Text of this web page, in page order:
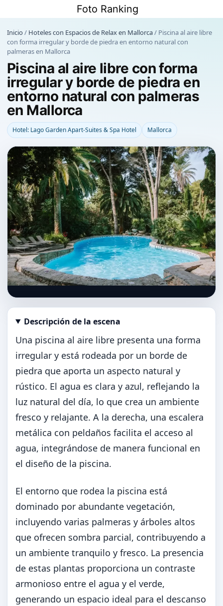
contenido
Foto Ranking
Inicio / Hoteles con Espacios de Relax en Mallorca/ Piscina al aire libre
con forma irregular y borde de piedra en entorno natural con
palmeras en Mallorca
Piscina al aire libre con forma
irregular y borde de piedra en
entorno natural con palmeras
en Mallorca
Hotel: Lago Garden Apart-Suites & Spa Hotel Mallorca
Abrir imagen en tamaño completo
Descripción de la escena
Una piscina al aire libre presenta una forma
irregular y está rodeada por un borde de
piedra que aporta un aspecto natural y
rústico. El agua es clara y azul, reflejando la
luz natural del día, lo que crea un ambiente
fresco y relajante. A la derecha, una escalera
metálica con peldaños facilita el acceso al
agua, integrándose de manera funcional en
el diseño de la piscina.
El entorno que rodea la piscina está
dominado por abundante vegetación,
incluyendo varias palmeras y árboles altos
que ofrecen sombra parcial, contribuyendo a
un ambiente tranquilo y fresco. La presencia
de estas plantas proporciona un contraste
armonioso entre el agua y el verde,
generando un espacio ideal para el descanso